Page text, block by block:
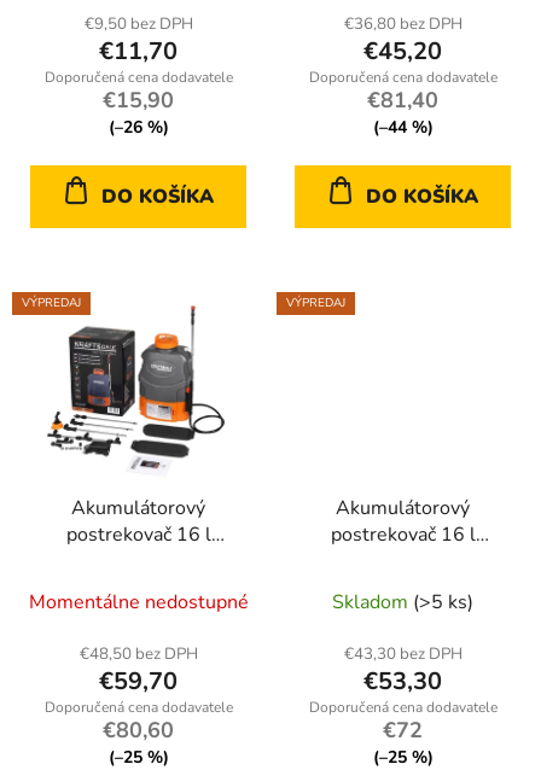
€9,50 bez DPH
€11,70
€15,90
(–26 %)
DO KOŠÍKA
€36,80 bez DPH
€45,20
€81,40
(–44 %)
DO KOŠÍKA
VÝPREDAJ
Akumulátorový
postrekovač 16 l
Momentálne nedostupné
€48,50 bez DPH
€59,70
€80,60
(–25 %)
VÝPREDAJ
Akumulátorový
postrekovač 16 l
Skladom (>5 ks)
€43,30 bez DPH
€53,30
€72
(–25 %)